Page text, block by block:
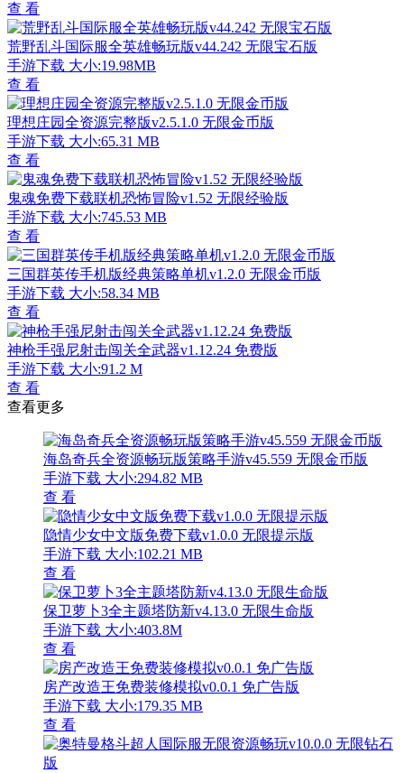
查 看
荒野乱斗国际服全英雄畅玩版v44.242 无限宝石版
手游下载 大小:19.98MB
查 看
理想庄园全资源完整版v2.5.1.0 无限金币版
手游下载 大小:65.31 MB
查 看
鬼魂免费下载联机恐怖冒险v1.52 无限经验版
手游下载 大小:745.53 MB
查 看
三国群英传手机版经典策略单机v1.2.0 无限金币版
手游下载 大小:58.34 MB
查 看
神枪手强尼射击闯关全武器v1.12.24 免费版
手游下载 大小:91.2 M
查 看
查看更多
海岛奇兵全资源畅玩版策略手游v45.559 无限金币版
手游下载 大小:294.82 MB
查 看
隐情少女中文版免费下载v1.0.0 无限提示版
手游下载 大小:102.21 MB
查 看
保卫萝卜3全主题塔防新v4.13.0 无限生命版
手游下载 大小:403.8M
查 看
房产改造王免费装修模拟v0.0.1 免广告版
手游下载 大小:179.35 MB
查 看